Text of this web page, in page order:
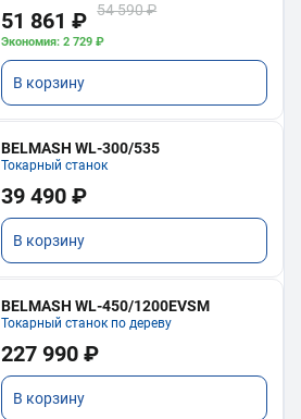
51 861 ₽ 54 590 ₽
Экономия: 2 729 ₽
В корзину
BELMASH WL-300/535
Токарный станок
39 490 ₽
В корзину
BELMASH WL-450/1200EVSM
Токарный станок по дереву
227 990 ₽
В корзину